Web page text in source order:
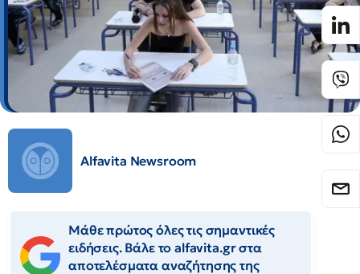
Alfavita Newsroom
Μάθε πρώτος όλες τις σημαντικές
ειδήσεις. Βάλε το alfavita.gr στα
αποτελέσματα αναζήτησης της